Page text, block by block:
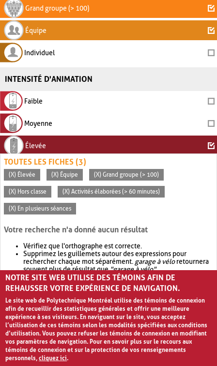
Grand groupe (> 100)
Équipe
Individuel
INTENSITÉ D'ANIMATION
Faible
Moyenne
Élevée
TOUTES LES FICHES (3)
(X) Élevée (X) Équipe (X) Grand groupe (> 100)
(X) Hors classe (X) Activités élaborées (> 60 minutes)
(X) En plusieurs séances
Votre recherche n'a donné aucun résultat
Vérifiez que l'orthographe est correcte.
Supprimez les guillemets autour des expressions pour
rechercher chaque mot séparément. garage à véloretournera
souvent plus de résultat que"garage à vélo".
Envisagez d'élargir votre recherche avec OR.garage OR vélo
retournera souvent plus de résultat quegarage à vélo
NOTRE SITE WEB UTILISE DES TÉMOINS AFIN DE
REHAUSSER VOTRE EXPÉRIENCE DE NAVIGATION.
Le site web de Polytechnique Montréal utilise des témoins de connexion
afin de recueillir des statistiques générales et offrir une meilleure
expérience à ses visiteurs. En naviguant sur le site, vous acceptez
l’utilisation de ces témoins selon les modalités spécifiées aux conditions
d’utilisation. Vous pouvez refuser les témoins de connexion en modifiant
vos paramètres de navigation. Pour en savoir plus sur le recours aux
témoins de connexion et sur la protection de vos renseignements
personnels,cliquez ici.